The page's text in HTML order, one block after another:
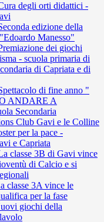
degli orti didattici -
edizione della
Manesso"
dei giochi
- scuola primaria di
di Capriata e di
di fine anno "
ANDARE A
Secondaria
Club Gavi e le Colline
per la pace -
e Capriata
classe 3B di Gavi vince
di Calcio e si
classe 3A vince le
per la fase
giochi della